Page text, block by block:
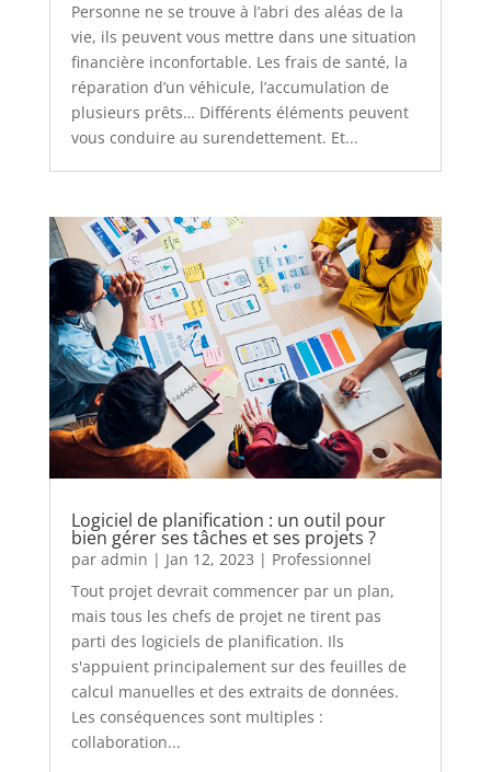
Personne ne se trouve à l’abri des aléas de la
vie, ils peuvent vous mettre dans une situation
financière inconfortable. Les frais de santé, la
réparation d’un véhicule, l’accumulation de
plusieurs prêts… Différents éléments peuvent
vous conduire au surendettement. Et...
Logiciel de planification : un outil pour
bien gérer ses tâches et ses projets ?
par admin | Jan 12, 2023 | Professionnel
Tout projet devrait commencer par un plan,
mais tous les chefs de projet ne tirent pas
parti des logiciels de planification. Ils
s'appuient principalement sur des feuilles de
calcul manuelles et des extraits de données.
Les conséquences sont multiples :
collaboration...